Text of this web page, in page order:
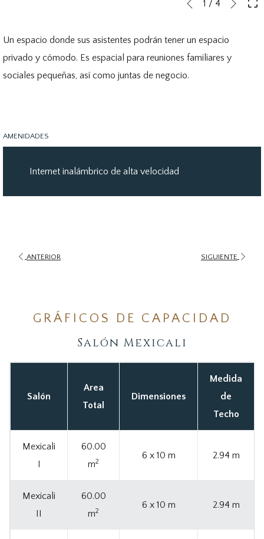
control
de
la
clic
en
los
anterior
Anterior
1 / 4
Un espacio donde sus asistentes podrán tener un espacio
privado y cómodo. Es espacial para reuniones familiares y
sociales pequeñas, así como juntas de negocio.
AMENIDADES
Internet inalámbrico de alta velocidad
ANTERIOR SIGUIENTE
GRÁFICOS DE CAPACIDAD
Salón Mexicali
Salón
Area
Total
Dimensiones
Medida
de
Techo
Mexicali
I
60.00
m2
6 x 10 m 2.94 m
Mexicali
II
60.00
m2
6 x 10 m 2.94 m